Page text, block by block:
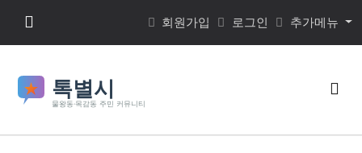
메뉴 버튼 회원가입 로그인 추가메뉴
검